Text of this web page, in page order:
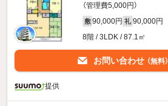
（管理費5,000円）
敷 90,000円 礼 90,000円
8階 / 3LDK / 87.1㎡
お問い合わせ （無料）
提供